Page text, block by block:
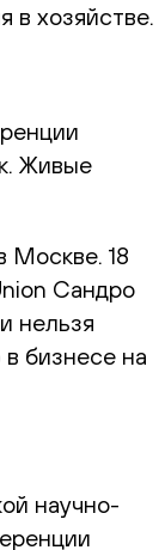
в хозяйстве.
Живые
Москве. 18
Сандро
нельзя
в бизнесе на
научно-